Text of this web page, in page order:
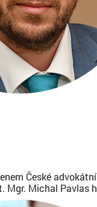
České
Mgr. Michal Pavlas